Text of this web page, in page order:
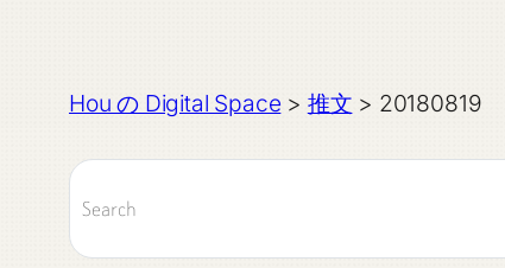
Hou の Digital Space > 推文 > 20180819